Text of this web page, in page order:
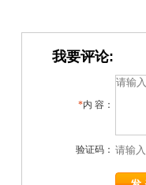
我要评论:
*内 容：
验证码：